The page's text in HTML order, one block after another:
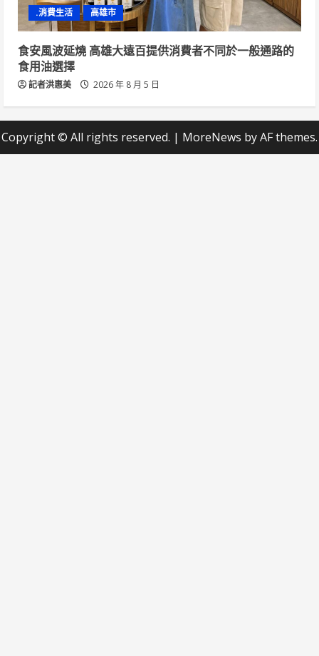
.消費生活 高雄市
食安風波延燒 高雄大遠百提供消費者不同於一般通路的
食用油選擇
記者洪惠美 2026 年 8 月 5 日
Copyright © All rights reserved. | MoreNews by AF themes.